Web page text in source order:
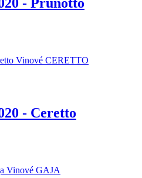
- Prunotto
- Ceretto